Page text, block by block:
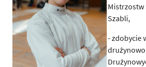
Mistrzostw
Szabli,
- zdobycie